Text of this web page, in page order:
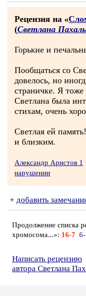
Рецензия на «
(Светлана
Горькие и
Пообщаться со
довелось, но
страничке. Я тоже
Светлана была
стихам, очень
Светлая ей
и близким.
Александр Аристов 1
нарушении
+ добавить
Продолжение списка
хромосома...»: 16-7 6-
Написать рецензию
автора Светлана